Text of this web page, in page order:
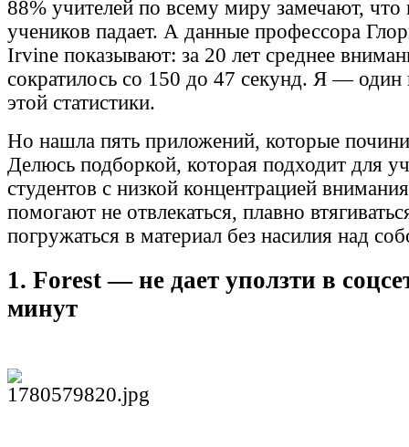
88% учителей по всему миру замечают, что
учеников падает. А данные профессора
Irvine показывают: за 20 лет среднее
сократилось со 150 до 47 секунд. Я — один
этой статистики.
Но нашла пять приложений, которые
Делюсь подборкой, которая подходит для
студентов с низкой концентрацией
помогают не отвлекаться, плавно
погружаться в материал без насилия над
1. Forest — не дает уползти в
минут